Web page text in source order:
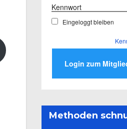
Kennwort
Eingeloggt bleiben
Methoden